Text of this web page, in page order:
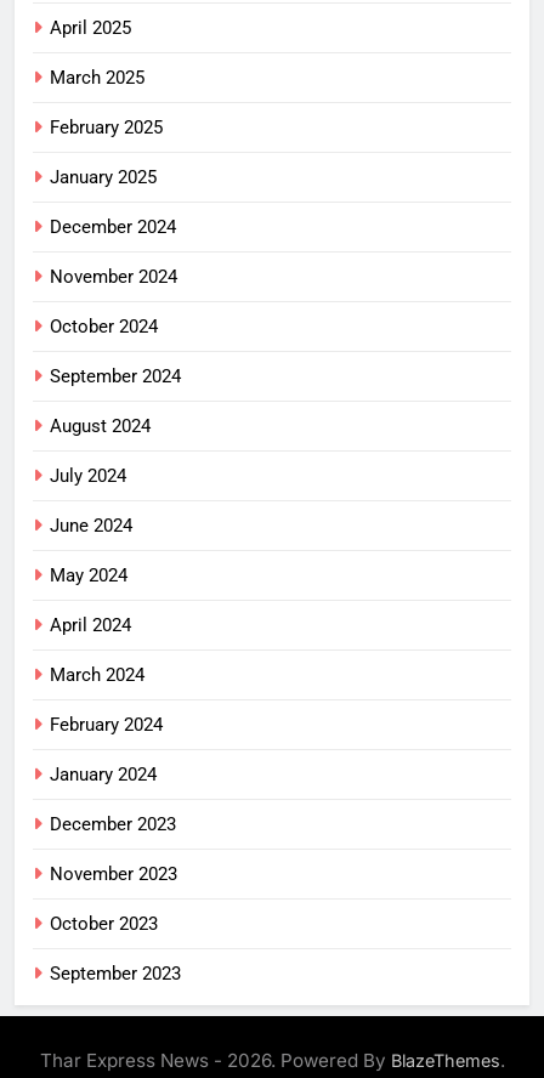
April 2025
March 2025
February 2025
January 2025
December 2024
November 2024
October 2024
September 2024
August 2024
July 2024
June 2024
May 2024
April 2024
March 2024
February 2024
January 2024
December 2023
November 2023
October 2023
September 2023
Thar Express News - 2026. Powered By BlazeThemes.